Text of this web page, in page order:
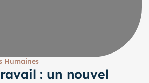
Humaines
: un nouvel